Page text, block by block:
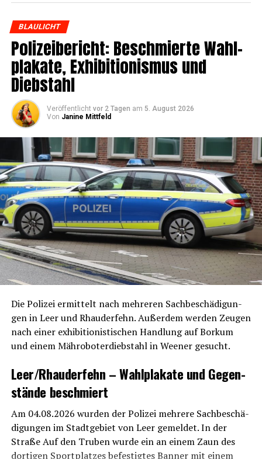
BLAULICHT
Poli­zei­be­richt: Beschmier­te Wahl­
pla­ka­te, Exhi­bi­tio­nis­mus und
Diebstahl
Veröffentlicht vor 2 Tagen am 5. August 2026
Von Janine Mittfeld
Die Poli­zei ermit­telt nach meh­re­ren Sach­be­schä­di­gun­
gen in Leer und Rhau­der­fehn. Außer­dem wer­den Zeu­gen
nach einer exhi­bi­tio­nis­ti­schen Hand­lung auf Bor­kum
und einem Mäh­ro­bo­ter­dieb­stahl in Wee­ner gesucht.
Leer/Rhauderfehn – Wahl­pla­ka­te und Gegen­
stän­de beschmiert
Am 04.08.2026 wur­den der Poli­zei meh­re­re Sach­be­schä­
di­gun­gen im Stadt­ge­biet von Leer gemel­det. In der
Stra­ße Auf den Tru­ben wur­de ein an einem Zaun des
dor­ti­gen Sport­plat­zes befes­tig­tes Ban­ner mit einem